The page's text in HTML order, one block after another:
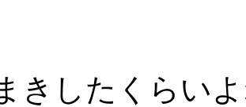
きしたくらい